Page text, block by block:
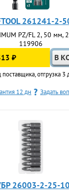
261241-2-
PZ/FL 2, 50 мм,
119906
₽
поставщика, отгрузка 3
12 дн Задать
26003-2-25-10